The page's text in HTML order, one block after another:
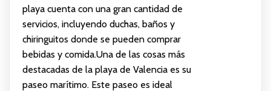
playa cuenta con una gran cantidad de
servicios, incluyendo duchas, baños y
chiringuitos donde se pueden comprar
bebidas y comida.Una de las cosas más
destacadas de la playa de Valencia es su
paseo marítimo. Este paseo es ideal